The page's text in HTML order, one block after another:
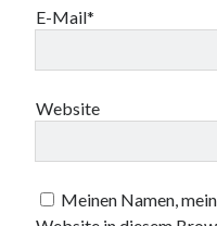
E-Mail*
Website
Meinen Namen,